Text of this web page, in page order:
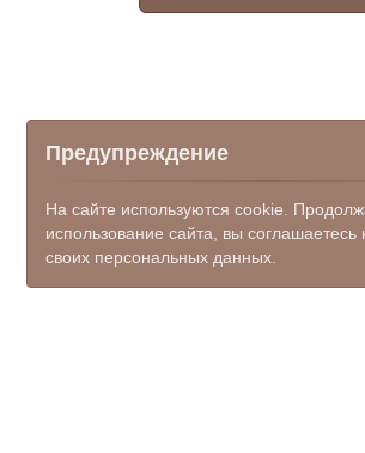
Предупреждение
На сайте используются cookie.
использование сайта, вы соглашаетесь
своих персональных данных.